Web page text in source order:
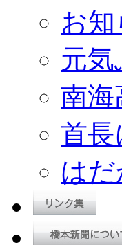
お
元
南海
首長
は